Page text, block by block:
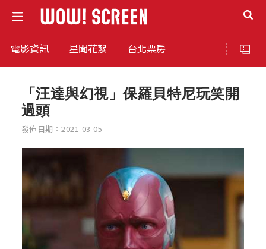
電影資訊 星聞花絮 台北票房
「汪達與幻視」保羅貝特尼玩笑開
過頭
發佈日期：2021-03-05